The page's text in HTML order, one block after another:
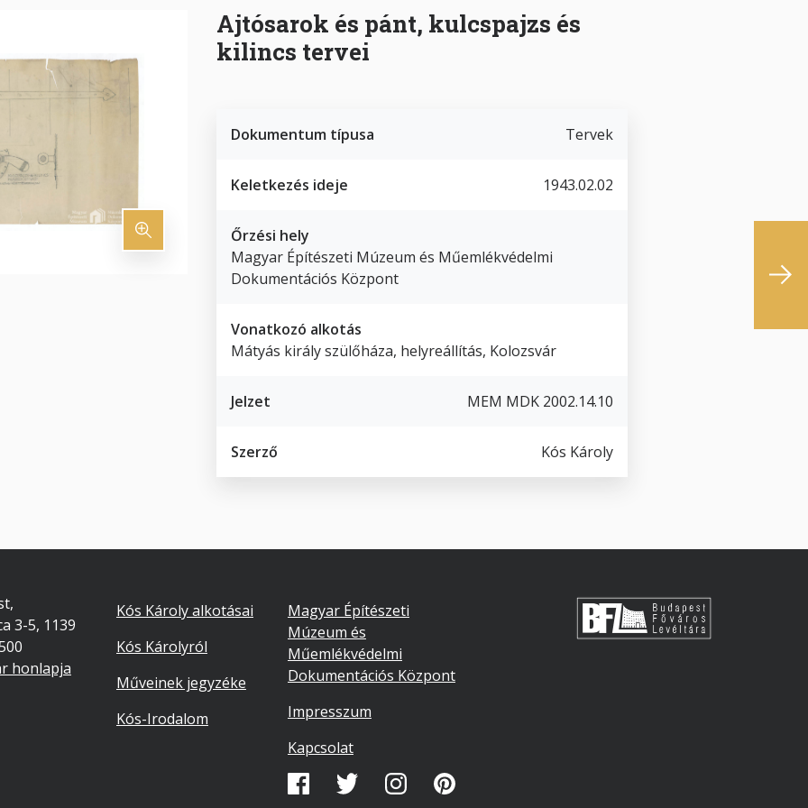
Ajtósarok és pánt, kulcspajzs és
kilincs tervei
Dokumentum típusa Tervek
Keletkezés ideje 1943.02.02
Őrzési hely
Magyar Építészeti Múzeum és Műemlékvédelmi
Dokumentációs Központ
Vonatkozó alkotás
Mátyás király szülőháza, helyreállítás, Kolozsvár
Jelzet MEM MDK 2002.14.10
Szerző Kós Károly
3-5, 1139
honlapja
Footer
Kós Károly alkotásai
Kós Károlyról
Műveinek jegyzéke
Kós-Irodalom
Lábléc
másodlagos
Magyar Építészeti
Múzeum és
Műemlékvédelmi
Dokumentációs Központ
Impresszum
Kapcsolat
Közösségi